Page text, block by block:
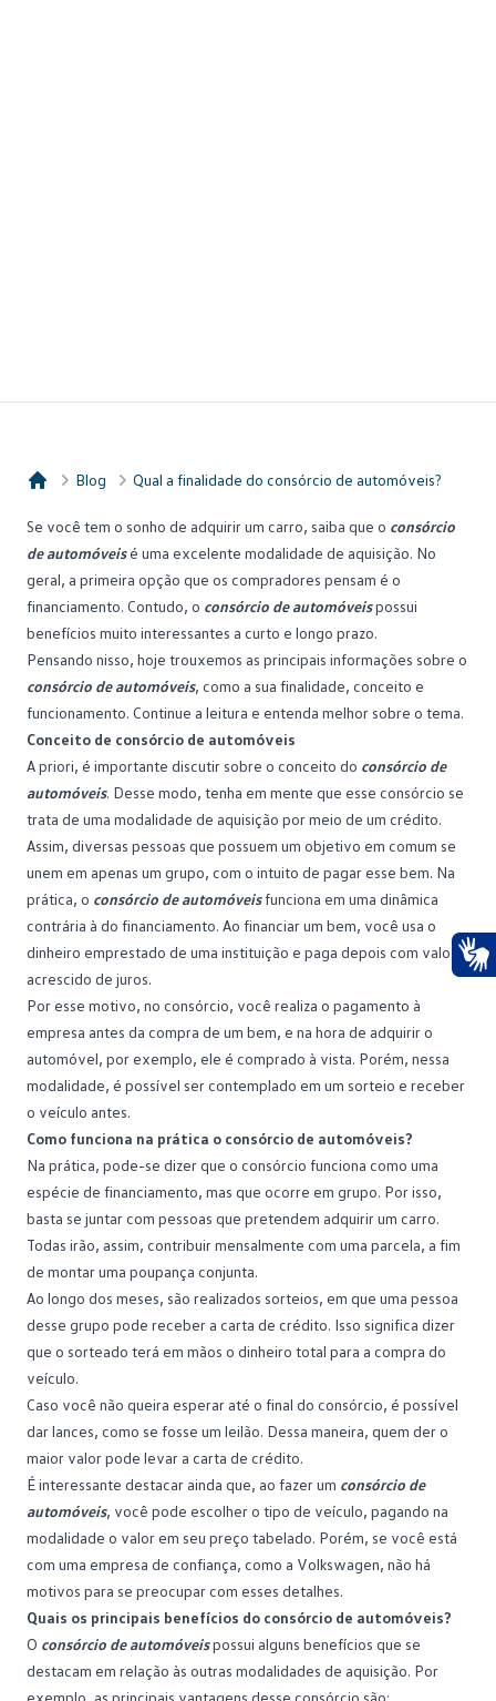
Blog Qual a finalidade do consórcio de automóveis?
Se você tem o sonho de adquirir um carro, saiba que o consórcio
de automóveisé uma excelente modalidade de aquisição. No
geral, a primeira opção que os compradores pensam é o
financiamento. Contudo, o consórcio de automóveispossui
benefícios muito interessantes a curto e longo prazo.
Pensando nisso, hoje trouxemos as principais informações sobre o
consórcio de automóveis, como a sua finalidade, conceito e
funcionamento. Continue a leitura e entenda melhor sobre o tema.
Conceito de consórcio de automóveis
A priori, é importante discutir sobre o conceito do consórcio de
automóveis. Desse modo, tenha em mente que esse consórcio se
trata de uma modalidade de aquisição por meio de um crédito.
Assim, diversas pessoas que possuem um objetivo em comum se
unem em apenas um grupo, com o intuito de pagar esse bem. Na
prática, o consórcio de automóveisfunciona em uma dinâmica
contrária à do financiamento. Ao financiar um bem, você usa o
dinheiro emprestado de uma instituição e paga depois com valor
acrescido de juros.
Por esse motivo, no consórcio, você realiza o pagamento à
empresa antes da compra de um bem, e na hora de adquirir o
automóvel, por exemplo, ele é comprado à vista. Porém, nessa
modalidade, é possível ser contemplado em um sorteio e receber
o veículo antes.
Como funciona na prática o consórcio de automóveis?
Na prática, pode-se dizer que o consórcio funciona como uma
espécie de financiamento, mas que ocorre em grupo. Por isso,
basta se juntar com pessoas que pretendem adquirir um carro.
Todas irão, assim, contribuir mensalmente com uma parcela, a fim
de montar uma poupança conjunta.
Ao longo dos meses, são realizados sorteios, em que uma pessoa
desse grupo pode receber a carta de crédito. Isso significa dizer
que o sorteado terá em mãos o dinheiro total para a compra do
veículo.
Caso você não queira esperar até o final do consórcio, é possível
dar lances, como se fosse um leilão. Dessa maneira, quem der o
maior valor pode levar a carta de crédito.
É interessante destacar ainda que, ao fazer um consórcio de
automóveis, você pode escolher o tipo de veículo, pagando na
modalidade o valor em seu preço tabelado. Porém, se você está
com uma empresa de confiança, como a Volkswagen, não há
motivos para se preocupar com esses detalhes.
Quais os principais benefícios do consórcio de automóveis?
O consórcio de automóveispossui alguns benefícios que se
destacam em relação às outras modalidades de aquisição. Por
exemplo, as principais vantagens desse consórcio são: